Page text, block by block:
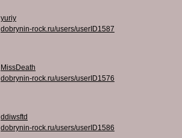
yuriy
dobrynin-rock.ru/users/userID1587
MissDeath
dobrynin-rock.ru/users/userID1576
ddiwsftd
dobrynin-rock.ru/users/userID1586